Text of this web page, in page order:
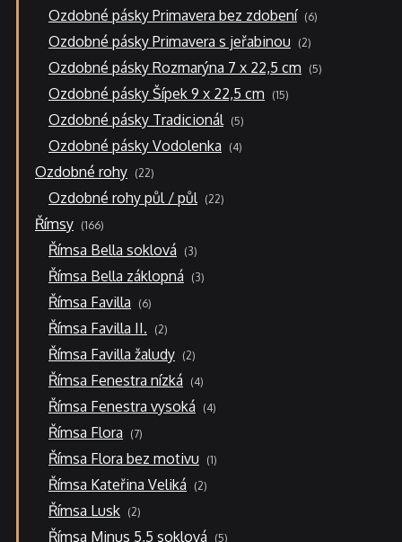
Ozdobné pásky Primavera bez zdobení 66
produktů
Ozdobné pásky Primavera s jeřabinou 22
produkty
Ozdobné pásky Rozmarýna 7 x 22,5 cm 55
produktů
Ozdobné pásky Šípek 9 x 22,5 cm 1515
produktů
Ozdobné pásky Tradicionál 55
produktů
Ozdobné pásky Vodolenka 44
produkty
Ozdobné rohy 2222
produktů
Ozdobné rohy půl / půl 2222
produktů
Římsy 166166
produktů
Římsa Bella soklová 33
produkty
Římsa Bella záklopná 33
produkty
Římsa Favilla 66
produktů
Římsa Favilla II. 22
produkty
Římsa Favilla žaludy 22
produkty
Římsa Fenestra nízká 44
produkty
Římsa Fenestra vysoká 44
produkty
Římsa Flora 77
produktů
Římsa Flora bez motivu 11
produkt
Římsa Kateřina Veliká 22
produkty
Římsa Lusk 22
produkty
Římsa Minus 5,5 soklová 55